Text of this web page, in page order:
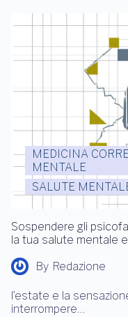
MEDICINA
MENTALE
SALUTE
Sospendere gli
la tua salute mentale
By Redazione
l’estate e la
interrompere…